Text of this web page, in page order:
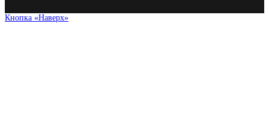
Кнопка «Наверх»